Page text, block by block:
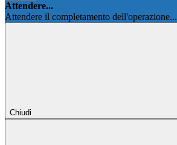
Attendere...
Attendere il completamento dell'operazione...
Chiudi